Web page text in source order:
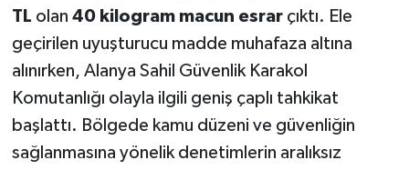
TL olan 40 kilogram macun esrarçıktı. Ele
geçirilen uyuşturucu madde muhafaza altına
alınırken, Alanya Sahil Güvenlik Karakol
Komutanlığı olayla ilgili geniş çaplı tahkikat
başlattı. Bölgede kamu düzeni ve güvenliğin
sağlanmasına yönelik denetimlerin aralıksız